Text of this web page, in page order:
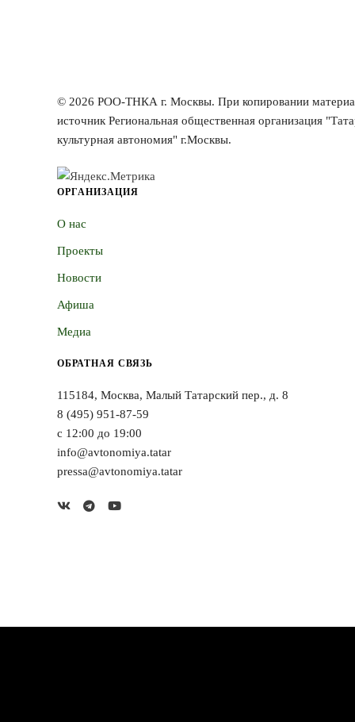
© 2026 РОО-ТНКА г. Москвы. При копировании
источник Региональная общественная организация
культурная автономия" г.Москвы.
ОРГАНИЗАЦИЯ
О нас
Проекты
Новости
Афиша
Медиа
ОБРАТНАЯ СВЯЗЬ
115184, Москва, Малый Татарский пер., д. 8
8 (495) 951-87-59
с 12:00 до 19:00
info@avtonomiya.tatar
pressa@avtonomiya.tatar